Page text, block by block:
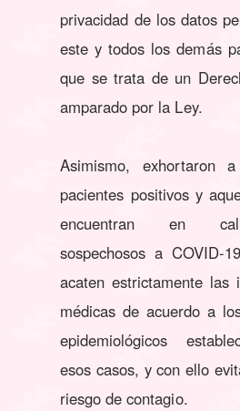
privacidad de los datos
este y todos los demás
que se trata de un
amparado por la Ley.
Asimismo, exhortaron
pacientes positivos y
encuentran en
sospechosos a COVID-
acaten estrictamente las
médicas de acuerdo a
epidemiológicos
esos casos, y con ello
riesgo de contagio.